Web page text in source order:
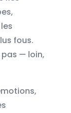
fous.
— loin,